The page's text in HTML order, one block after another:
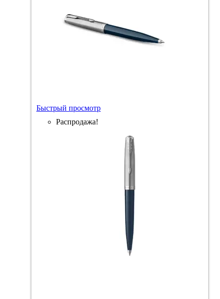
Быстрый просмотр
Распродажа!